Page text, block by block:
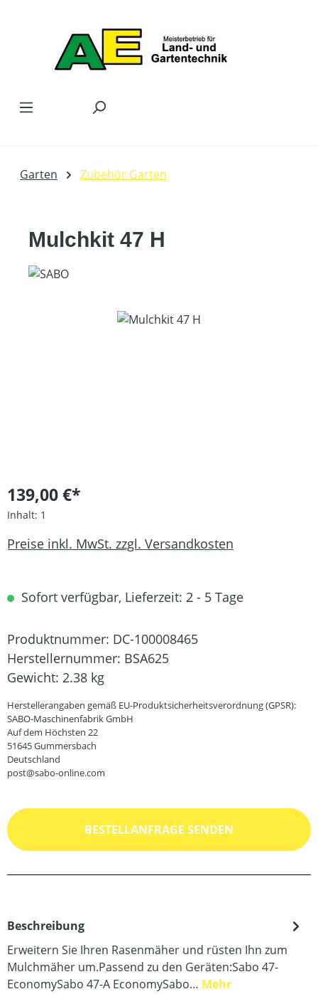
Garten Zubehör Garten
Mulchkit 47 H
Bildergalerie überspringen
139,00 €*
Inhalt: 1
Preise inkl. MwSt. zzgl. Versandkosten
Sofort verfügbar, Lieferzeit: 2 - 5 Tage
Produktnummer: DC-100008465
Herstellernummer: BSA625
Gewicht: 2.38 kg
Herstellerangaben gemäß EU-Produktsicherheitsverordnung (GPSR):
SABO-Maschinenfabrik GmbH
Auf dem Höchsten 22
51645 Gummersbach
Deutschland
post@sabo-online.com
BESTELLANFRAGE SENDEN
Beschreibung
Erweitern Sie Ihren Rasenmäher und rüsten Ihn zum
Mulchmäher um.Passend zu den Geräten:Sabo 47-
EconomySabo 47-A EconomySabo… Mehr